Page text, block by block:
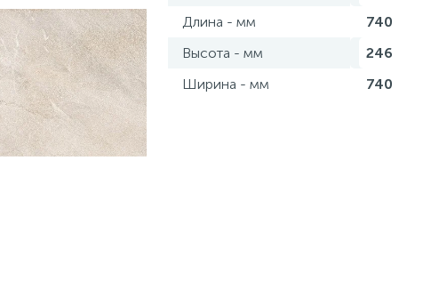
Длина - мм
740
Высота - мм
246
Ширина - мм
740